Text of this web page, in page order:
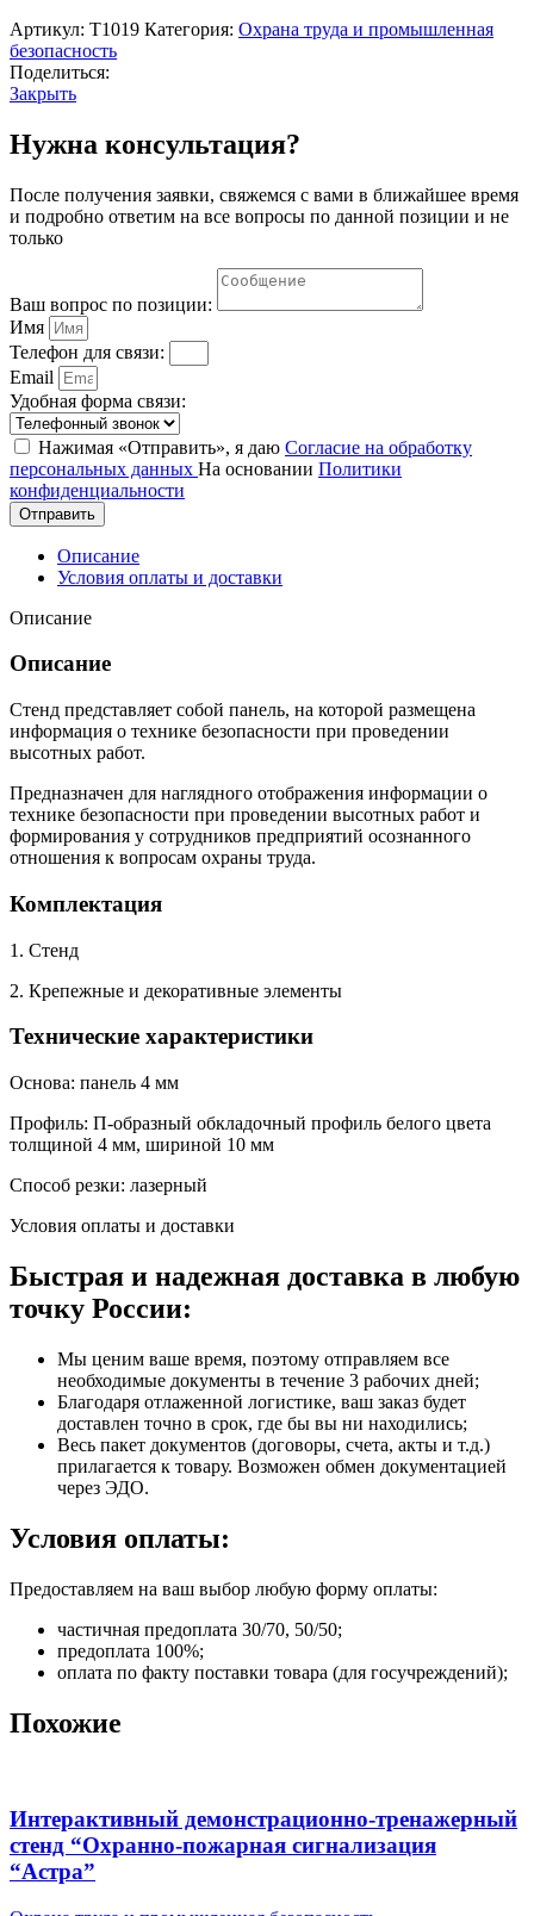
Артикул: Т1019 Категория: Охрана труда и промышленная
безопасность
Поделиться:
Закрыть
Нужна консультация?
После получения заявки, свяжемся с вами в ближайшее время
и подробно ответим на все вопросы по данной позиции и не
только
Ваш вопрос по позиции:
Имя
Телефон для связи:
Email
Удобная форма связи:
Нажимая «Отправить», я даю Согласие на обработку
персональных данных На основании Политики
конфиденциальности
Отправить
Описание
Условия оплаты и доставки
Описание
Описание
Стенд представляет собой панель, на которой размещена
информация о технике безопасности при проведении
высотных работ.
Предназначен для наглядного отображения информации о
технике безопасности при проведении высотных работ и
формирования у сотрудников предприятий осознанного
отношения к вопросам охраны труда.
Комплектация
1. Стенд
2. Крепежные и декоративные элементы
Технические характеристики
Основа: панель 4 мм
Профиль: П-образный обкладочный профиль белого цвета
толщиной 4 мм, шириной 10 мм
Способ резки: лазерный
Условия оплаты и доставки
Быстрая и надежная доставка в любую
точку России:
Мы ценим ваше время, поэтому отправляем все
необходимые документы в течение 3 рабочих дней;
Благодаря отлаженной логистике, ваш заказ будет
доставлен точно в срок, где бы вы ни находились;
Весь пакет документов (договоры, счета, акты и т.д.)
прилагается к товару. Возможен обмен документацией
через ЭДО.
Условия оплаты:
Предоставляем на ваш выбор любую форму оплаты:
частичная предоплата 30/70, 50/50;
предоплата 100%;
оплата по факту поставки товара (для госучреждений);
Похожие
Интерактивный демонстрационно-тренажерный
стенд “Охранно-пожарная сигнализация
“Астра”